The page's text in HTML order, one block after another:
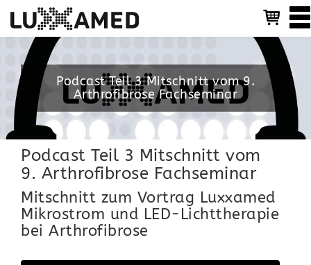
T
o
g
i
Podcast Teil 3 Mitschnitt vom 9.
Arthrofibrose Fachseminar
Podcast Teil 3 Mitschnitt vom
9. Arthrofibrose Fachseminar
Mitschnitt zum Vortrag Luxxamed
Mikrostrom und LED-Lichttherapie
bei Arthrofibrose